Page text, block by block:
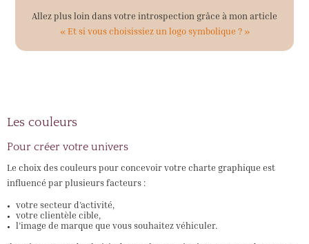
Allez plus loin dans votre introspection grâce à mon article
« Et si vous choisissiez un logo symbolique ? »
Les couleurs
Pour créer votre univers
Le choix des couleurs pour concevoir votre charte graphique est
influencé par plusieurs facteurs :
votre secteur d’activité,
votre clientèle cible,
l’image de marque que vous souhaitez véhiculer.